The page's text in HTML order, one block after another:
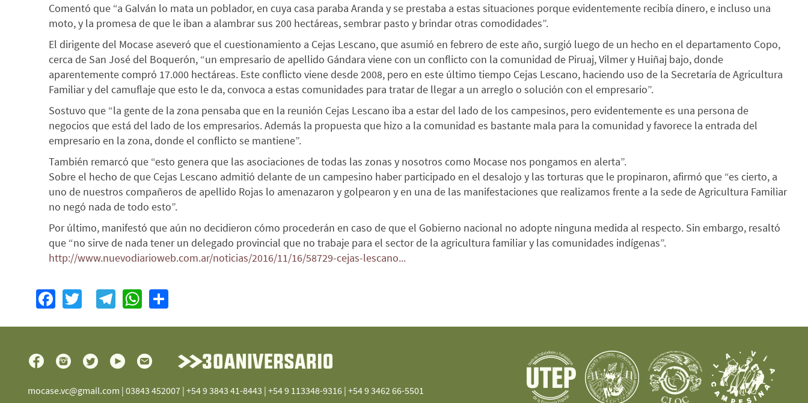
Comentó que “a Galván lo mata un poblador, en cuya casa paraba Aranda y se prestaba a estas situaciones porque evidentemente recibía dinero, e incluso una
moto, y la promesa de que le iban a alambrar sus 200 hectáreas, sembrar pasto y brindar otras comodidades”.
El dirigente del Mocase aseveró que el cuestionamiento a Cejas Lescano, que asumió en febrero de este año, surgió luego de un hecho en el departamento Copo,
cerca de San José del Boquerón, “un empresario de apellido Gándara viene con un conflicto con la comunidad de Piruaj, Vilmer y Huiñaj bajo, donde
aparentemente compró 17.000 hectáreas. Este conflicto viene desde 2008, pero en este último tiempo Cejas Lescano, haciendo uso de la Secretaría de Agricultura
Familiar y del camuflaje que esto le da, convoca a estas comunidades para tratar de llegar a un arreglo o solución con el empresario”.
Sostuvo que “la gente de la zona pensaba que en la reunión Cejas Lescano iba a estar del lado de los campesinos, pero evidentemente es una persona de
negocios que está del lado de los empresarios. Además la propuesta que hizo a la comunidad es bastante mala para la comunidad y favorece la entrada del
empresario en la zona, donde el conflicto se mantiene”.
También remarcó que “esto genera que las asociaciones de todas las zonas y nosotros como Mocase nos pongamos en alerta”.
Sobre el hecho de que Cejas Lescano admitió delante de un campesino haber participado en el desalojo y las torturas que le propinaron, afirmó que “es cierto, a
uno de nuestros compañeros de apellido Rojas lo amenazaron y golpearon y en una de las manifestaciones que realizamos frente a la sede de Agricultura Familiar
no negó nada de todo esto”.
Por último, manifestó que aún no decidieron cómo procederán en caso de que el Gobierno nacional no adopte ninguna medida al respecto. Sin embargo, resaltó
que “no sirve de nada tener un delegado provincial que no trabaje para el sector de la agricultura familiar y las comunidades indígenas”.
http://www.nuevodiarioweb.com.ar/noticias/2016/11/16/58729-cejas-lescano...
Facebook
TwitterTelegram
WhatsApp
mocase.vc@gmail.com | 03843 452007 | +54 9 3843 41-8443 | +54 9 113348-9316 | +54 9 3462 66-5501